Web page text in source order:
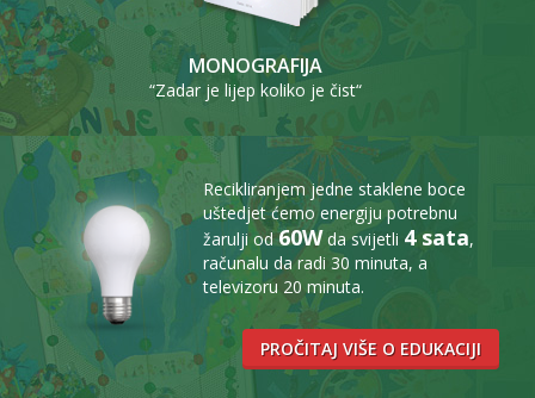
MONOGRAFIJA
“Zadar je lijep koliko je čist“
Recikliranjem jedne staklene boce
uštedjet ćemo energiju potrebnu
žarulji od60Wda svijetli 4 sata,
računalu da radi 30 minuta, a
televizoru 20 minuta.
PROČITAJ VIŠE O EDUKACIJI